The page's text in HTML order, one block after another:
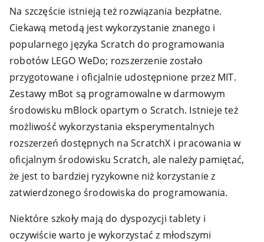
Na szczęście istnieją też rozwiązania bezpłatne.
Ciekawą metodą jest wykorzystanie znanego i
popularnego języka Scratch do programowania
robotów LEGO WeDo; rozszerzenie zostało
przygotowane i oficjalnie udostępnione przez MIT.
Zestawy mBot są programowalne w darmowym
środowisku mBlock opartym o Scratch. Istnieje też
możliwość wykorzystania eksperymentalnych
rozszerzeń dostępnych na ScratchX i pracowania w
oficjalnym środowisku Scratch, ale należy pamiętać,
że jest to bardziej ryzykowne niż korzystanie z
zatwierdzonego środowiska do programowania.
Niektóre szkoły mają do dyspozycji tablety i
oczywiście warto je wykorzystać z młodszymi